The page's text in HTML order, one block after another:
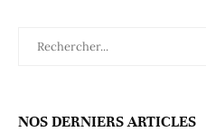
NOS DERNIERS ARTICLES